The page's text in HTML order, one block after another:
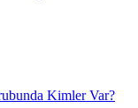
Kimler Var?